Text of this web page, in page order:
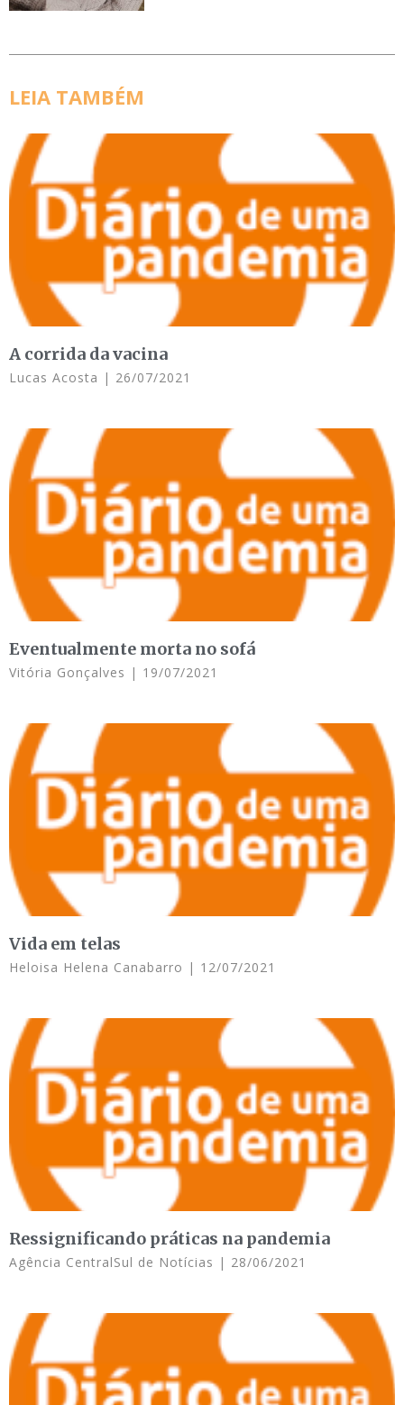
LEIA TAMBÉM
A corrida da vacina
Lucas Acosta 26/07/2021
Eventualmente morta no sofá
Vitória Gonçalves 19/07/2021
Vida em telas
Heloisa Helena Canabarro 12/07/2021
Ressignificando práticas na pandemia
Agência CentralSul de Notícias 28/06/2021